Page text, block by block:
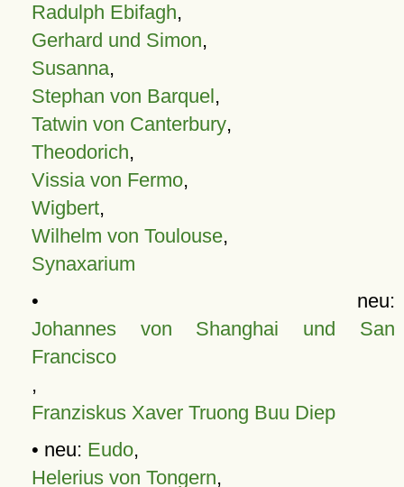
Radulph Ebifagh,
Gerhard und Simon,
Susanna,
Stephan von Barquel,
Tatwin von Canterbury,
Theodorich,
Vissia von Fermo,
Wigbert,
Wilhelm von Toulouse,
Synaxarium
• neu:
Johannes von Shanghai und San
Francisco
,
Franziskus Xaver Truong Buu Diep
• neu: Eudo,
Helerius von Tongern,